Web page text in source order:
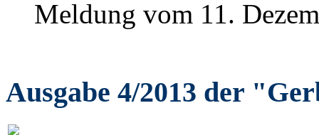
Meldung vom 11.
Ausgabe 4/2013 der